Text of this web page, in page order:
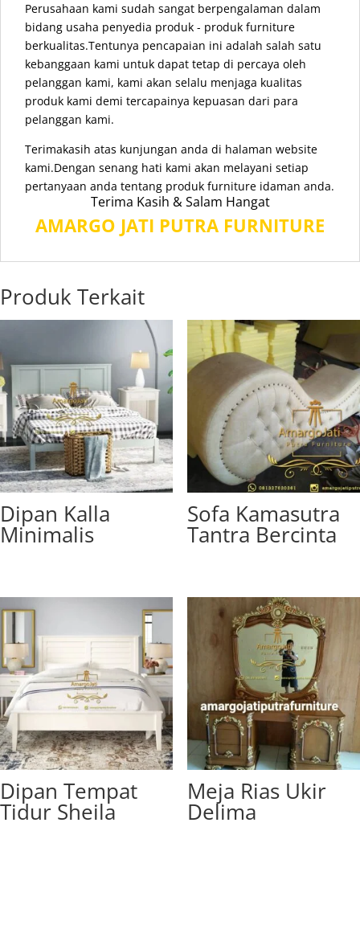
Perusahaan kami sudah sangat berpengalaman dalam
bidang usaha penyedia produk - produk furniture
berkualitas.Tentunya pencapaian ini adalah salah satu
kebanggaan kami untuk dapat tetap di percaya oleh
pelanggan kami, kami akan selalu menjaga kualitas
produk kami demi tercapainya kepuasan dari para
pelanggan kami.
Terimakasih atas kunjungan anda di halaman website
kami.Dengan senang hati kami akan melayani setiap
pertanyaan anda tentang produk furniture idaman anda.
Terima Kasih & Salam Hangat
AMARGO JATI PUTRA FURNITURE
Produk Terkait
Dipan Kalla
Minimalis
Sofa Kamasutra
Tantra Bercinta
Dipan Tempat
Tidur Sheila
Meja Rias Ukir
Delima